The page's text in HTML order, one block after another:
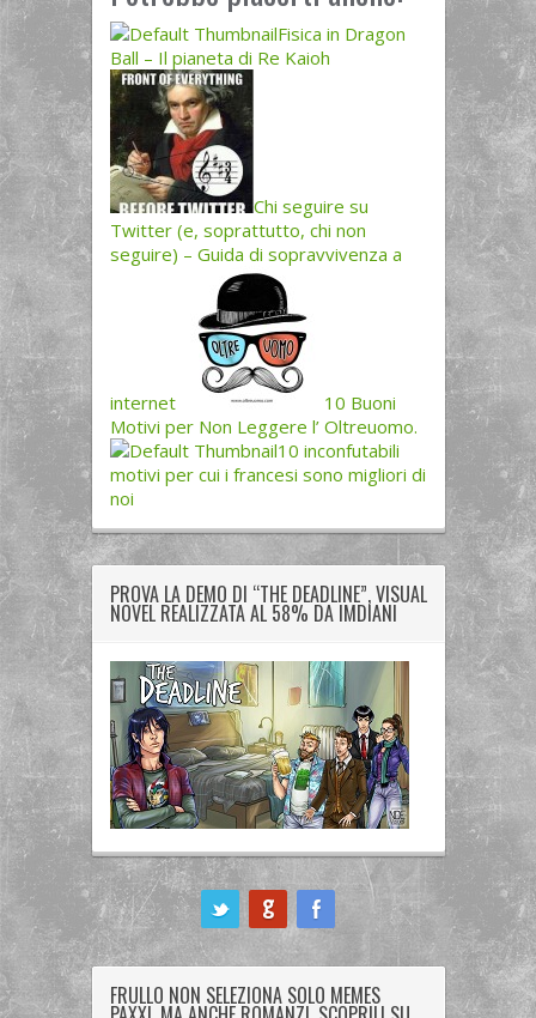
Fisica in Dragon
Ball – Il pianeta di Re Kaioh
Chi seguire su
Twitter (e, soprattutto, chi non
seguire) – Guida di sopravvivenza a
internet
10 Buoni
Motivi per Non Leggere l’ Oltreuomo.
10 inconfutabili
motivi per cui i francesi sono migliori di
noi
PROVA LA DEMO DI “THE DEADLINE”, VISUAL
NOVEL REALIZZATA AL 58% DA IMDIANI
FRULLO NON SELEZIONA SOLO MEMES